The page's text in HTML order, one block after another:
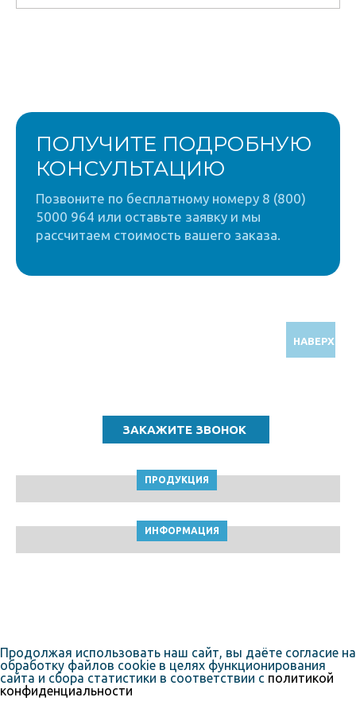
ПОЛУЧИТЕ ПОДРОБНУЮ
КОНСУЛЬТАЦИЮ
Позвоните по бесплатному номеру 8 (800)
5000 964 или оставьте заявку и мы
рассчитаем стоимость вашего заказа.
НАВЕРХ
ПРОДУКЦИЯ
ИНФОРМАЦИЯ
Продолжая использовать наш сайт, вы даёте согласие на
обработку файлов cookie в целях функционирования
сайта и сбора статистики в соответствии с политикой
конфиденциальности